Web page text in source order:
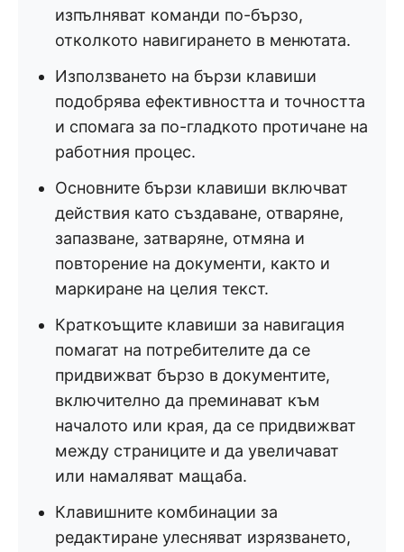
изпълняват команди по-бързо,
отколкото навигирането в менютата.
Използването на бързи клавиши
подобрява ефективността и точността
и спомага за по-гладкото протичане на
работния процес.
Основните бързи клавиши включват
действия като създаване, отваряне,
запазване, затваряне, отмяна и
повторение на документи, както и
маркиране на целия текст.
Краткоъщите клавиши за навигация
помагат на потребителите да се
придвижват бързо в документите,
включително да преминават към
началото или края, да се придвижват
между страниците и да увеличават
или намаляват мащаба.
Клавишните комбинации за
редактиране улесняват изрязването,